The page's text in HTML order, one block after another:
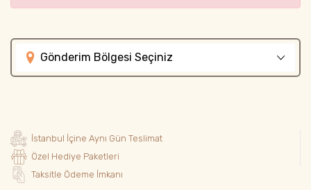
Gönderim Bölgesi Seçiniz
İstanbul İçine Aynı Gün Teslimat
Özel Hediye Paketleri
Taksitle Ödeme İmkanı